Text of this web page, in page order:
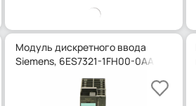
Модуль дискретного ввода
Siemens, 6ES7321-1FH00-0AA0